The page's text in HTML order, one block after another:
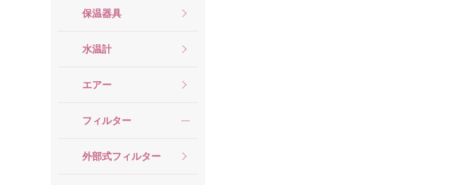
保温器具
水温計
エアー
フィルター
外部式フィルター